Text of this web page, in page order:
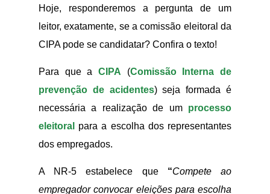
Hoje, responderemos a pergunta de um
leitor, exatamente, se a comissão eleitoral da
CIPA pode se candidatar? Confira o texto!
Para que a CIPA (Comissão Interna de
prevenção de acidentes) seja formada é
necessária a realização de um processo
eleitoral
para a escolha dos representantes
dos empregados.
A NR-5 estabelece que “Compete ao
empregador convocar eleições para escolha